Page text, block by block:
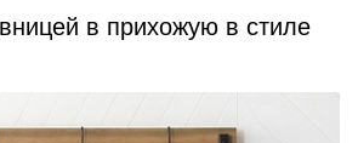
в прихожую в стиле